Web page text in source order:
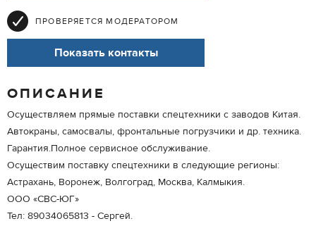
ПРОВЕРЯЕТСЯ МОДЕРАТОРОМ
Показать контакты
ОПИСАНИЕ
Осуществляем прямые поставки спецтехники с заводов Китая.
Автокраны, самосвалы, фронтальные погрузчики и др. техника.
Гарантия.Полное сервисное обслуживание.
Осуществим поставку спецтехники в следующие регионы:
Астрахань, Воронеж, Волгоград, Москва, Калмыкия.
ООО «СВС-ЮГ»
Тел: 89034065813 - Сергей.